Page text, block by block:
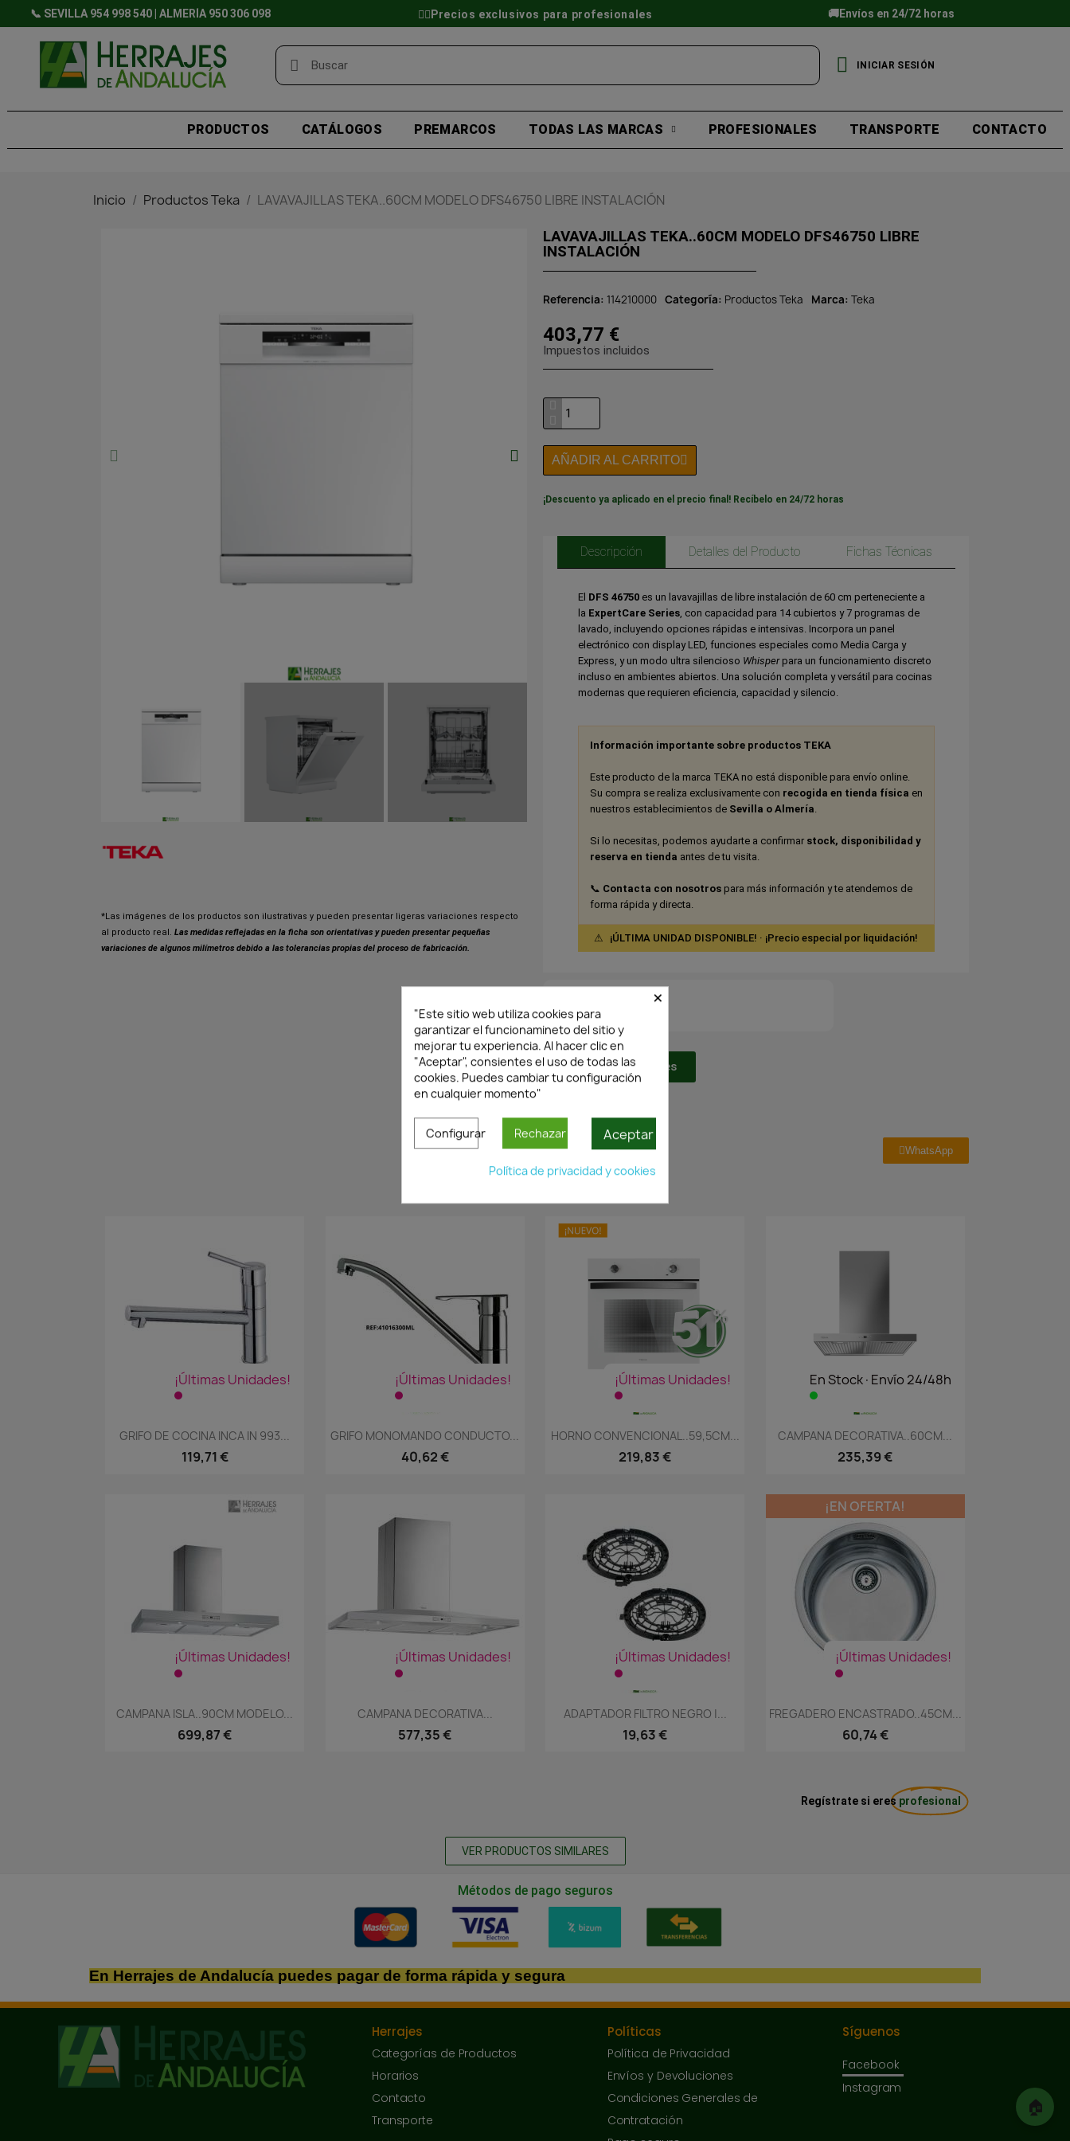
📞 SEVILLA 954 998 540 | ALMERÍA 950 306 098 👷‍♂️Precios exclusivos para profesionales 🚚Envíos en 24/72 horas
INICIAR SESIÓN
PRODUCTOS CATÁLOGOS PREMARCOS TODAS LAS MARCAS PROFESIONALES TRANSPORTE CONTACTO
🏠
Inicio Productos Teka LAVAVAJILLAS TEKA..60CM MODELO DFS46750 LIBRE INSTALACIÓN
*Las imágenes de los productos son ilustrativas y pueden presentar ligeras variaciones respecto
al producto real. Las medidas reflejadas en la ficha son orientativas y pueden presentar pequeñas
variaciones de algunos milímetros debido a las tolerancias propias del proceso de fabricación.
LAVAVAJILLAS TEKA..60CM MODELO DFS46750 LIBRE
INSTALACIÓN
Referencia 114210000 Categoría Productos Teka Marca Teka
403,77 €
Impuestos incluidos
AÑADIR AL CARRITO
¡Descuento ya aplicado en el precio final! Recíbelo en 24/72 horas
Descripción Detalles del Producto Fichas Técnicas
El DFS 46750es un lavavajillas de libre instalación de 60 cm perteneciente a
la ExpertCare Series, con capacidad para 14 cubiertos y 7 programas de
lavado, incluyendo opciones rápidas e intensivas. Incorpora un panel
electrónico con display LED, funciones especiales como Media Carga y
Express, y un modo ultra silencioso Whisperpara un funcionamiento discreto
incluso en ambientes abiertos. Una solución completa y versátil para cocinas
modernas que requieren eficiencia, capacidad y silencio.
Información importante sobre productos TEKA
Este producto de la marca TEKA no está disponible para envío online.
Su compra se realiza exclusivamente con recogida en tienda física en
nuestros establecimientos de Sevilla o Almería.
Si lo necesitas, podemos ayudarte a confirmar stock, disponibilidad y
reserva en tienda antes de tu visita.
📞 Contacta con nosotrospara más información y te atendemos de
forma rápida y directa.
⚠ ¡ÚLTIMA UNIDAD DISPONIBLE! · ¡Precio especial por liquidación!
¡Últimas Unidades!
Envío y devoluciones
WhatsApp
¡Últimas Unidades!
Vista rápida
GRIFO DE COCINA INCA IN 993...
119,71 €
¡Últimas Unidades!
Vista rápida
GRIFO MONOMANDO CONDUCTO...
40,62 €
¡Últimas Unidades!
Vista rápida
HORNO CONVENCIONAL..59,5CM...
219,83 €
En Stock·Envío 24/48h
Vista rápida
CAMPANA DECORATIVA..60CM...
235,39 €
¡Últimas Unidades!
Vista rápida
CAMPANA ISLA..90CM MODELO...
699,87 €
¡Últimas Unidades!
Vista rápida
CAMPANA DECORATIVA...
577,35 €
¡Últimas Unidades!
Vista rápida
ADAPTADOR FILTRO NEGRO |...
19,63 €
¡Últimas Unidades!
 Vista rápida
FREGADERO ENCASTRADO..45CM...
60,74 €
¡EN OFERTA!
Regístrate si eres profesional
VER PRODUCTOS SIMILARES
Métodos de pago seguros
En Herrajes de Andalucía puedes pagar de forma rápida y segura
Herrajes
Categorías de Productos
Horarios
Contacto
Transporte
Políticas
Política de Privacidad
Envíos y Devoluciones
Condiciones Generales de
Contratación
Síguenos
Facebook
Instagram
×
"Este sitio web utiliza cookies para
garantizar el funcionamineto del sitio y
mejorar tu experiencia. Al hacer clic en
"Aceptar", consientes el uso de todas las
cookies. Puedes cambiar tu configuración
en cualquier momento"
Configurar Rechazar Aceptar
Política de privacidad y cookies